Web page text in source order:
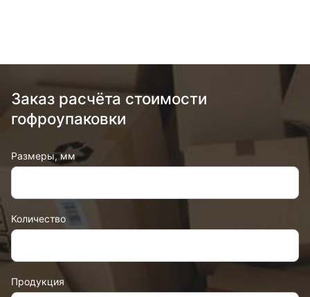
Заказ расчёта стоимости
гофроупаковки
Продукция
Количество
Размеры, мм